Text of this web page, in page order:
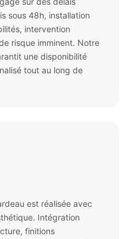
sous 48h, installation
intervention
risque imminent. Notre
une disponibilité
tout au long de
est réalisée avec
Intégration
finitions